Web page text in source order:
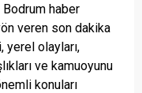
Bodrum haber
veren son dakika
yerel olayları,
ve kamuoyunu
konuları